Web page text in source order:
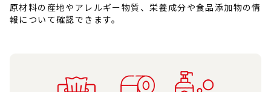
原材料の産地やアレルギー物質、栄養成分や食品添加物の情
報について確認できます。